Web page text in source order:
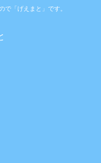
で「げえまと」です。